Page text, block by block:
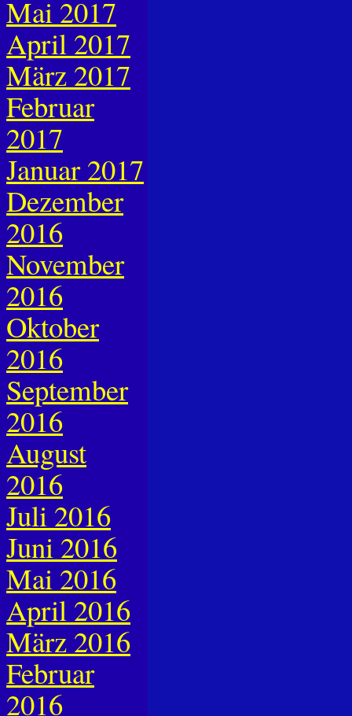
Mai 2017
April 2017
März 2017
Februar
2017
Januar 2017
Dezember
2016
November
2016
Oktober
2016
September
2016
August
2016
Juli 2016
Juni 2016
Mai 2016
April 2016
März 2016
Februar
2016